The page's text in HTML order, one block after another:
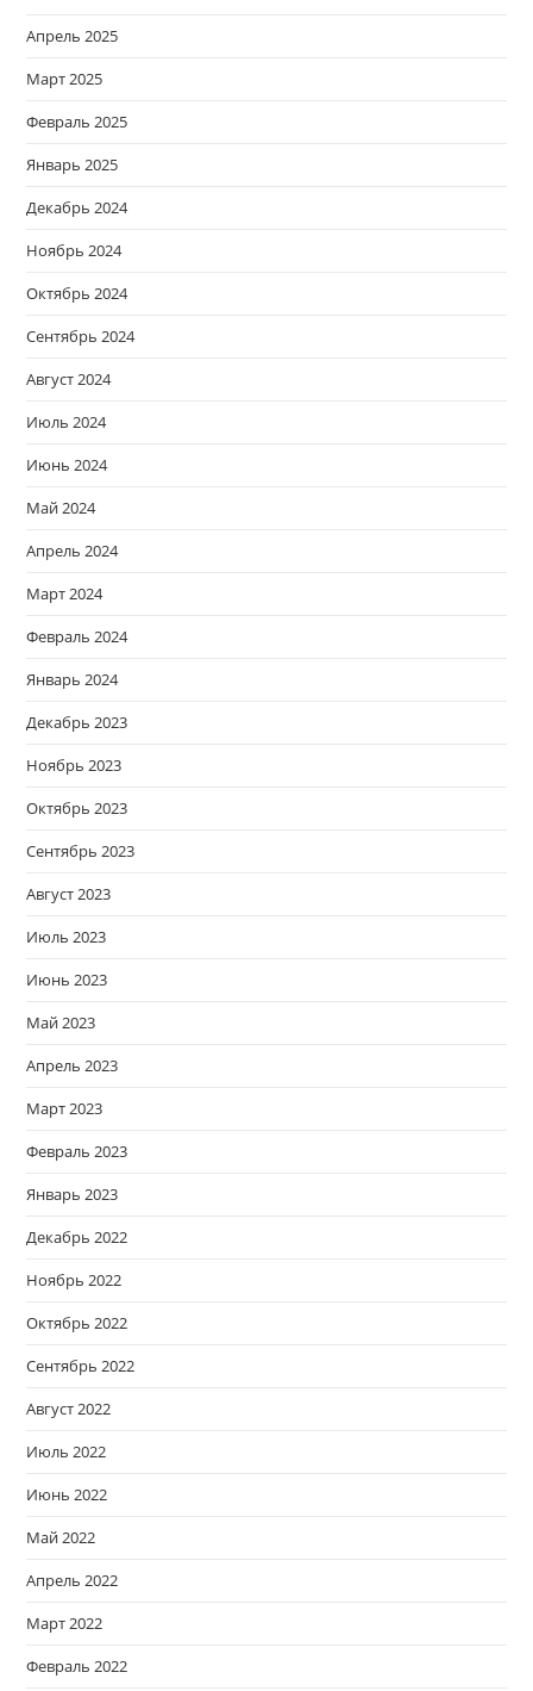
Апрель 2025
Март 2025
Февраль 2025
Январь 2025
Декабрь 2024
Ноябрь 2024
Октябрь 2024
Сентябрь 2024
Август 2024
Июль 2024
Июнь 2024
Май 2024
Апрель 2024
Март 2024
Февраль 2024
Январь 2024
Декабрь 2023
Ноябрь 2023
Октябрь 2023
Сентябрь 2023
Август 2023
Июль 2023
Июнь 2023
Май 2023
Апрель 2023
Март 2023
Февраль 2023
Январь 2023
Декабрь 2022
Ноябрь 2022
Октябрь 2022
Сентябрь 2022
Август 2022
Июль 2022
Июнь 2022
Май 2022
Апрель 2022
Март 2022
Февраль 2022